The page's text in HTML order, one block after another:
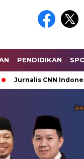
PENDIDIKAN
CNN Indonesia